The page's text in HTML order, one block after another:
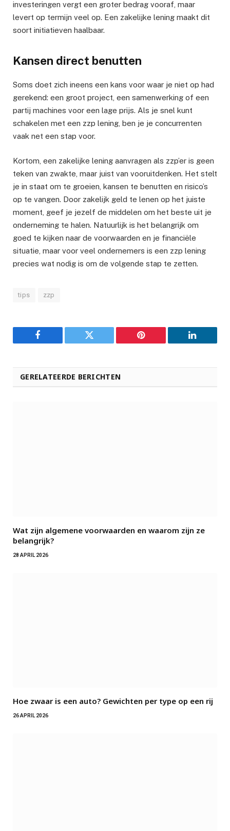
investeringen vergt een groter bedrag vooraf, maar
levert op termijn veel op. Een zakelijke lening maakt dit
soort initiatieven haalbaar.
Kansen direct benutten
Soms doet zich ineens een kans voor waar je niet op had
gerekend: een groot project, een samenwerking of een
partij machines voor een lage prijs. Als je snel kunt
schakelen met een zzp lening, ben je je concurrenten
vaak net een stap voor.
Kortom, een zakelijke lening aanvragen als zzp’er is geen
teken van zwakte, maar juist van vooruitdenken. Het stelt
je in staat om te groeien, kansen te benutten en risico’s
op te vangen. Door zakelijk geld te lenen op het juiste
moment, geef je jezelf de middelen om het beste uit je
onderneming te halen. Natuurlijk is het belangrijk om
goed te kijken naar de voorwaarden en je financiële
situatie, maar voor veel ondernemers is een zzp lening
precies wat nodig is om de volgende stap te zetten.
tips zzp
Facebook Twitter Pinterest LinkedIn
GERELATEERDE BERICHTEN
Wat zijn algemene voorwaarden en waarom zijn ze
belangrijk?
28 APRIL 2026
Hoe zwaar is een auto? Gewichten per type op een rij
26 APRIL 2026